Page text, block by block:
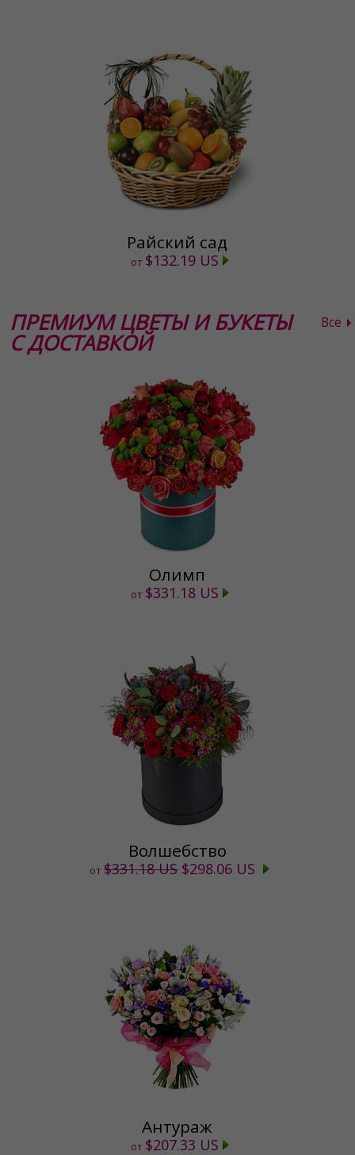
Райский сад
от $132.19 US
ПРЕМИУМ ЦВЕТЫ И БУКЕТЫ
С ДОСТАВКОЙ
Все
Олимп
от $331.18 US
Волшебство
от$331.18 US$298.06 US
Антураж
от $207.33 US